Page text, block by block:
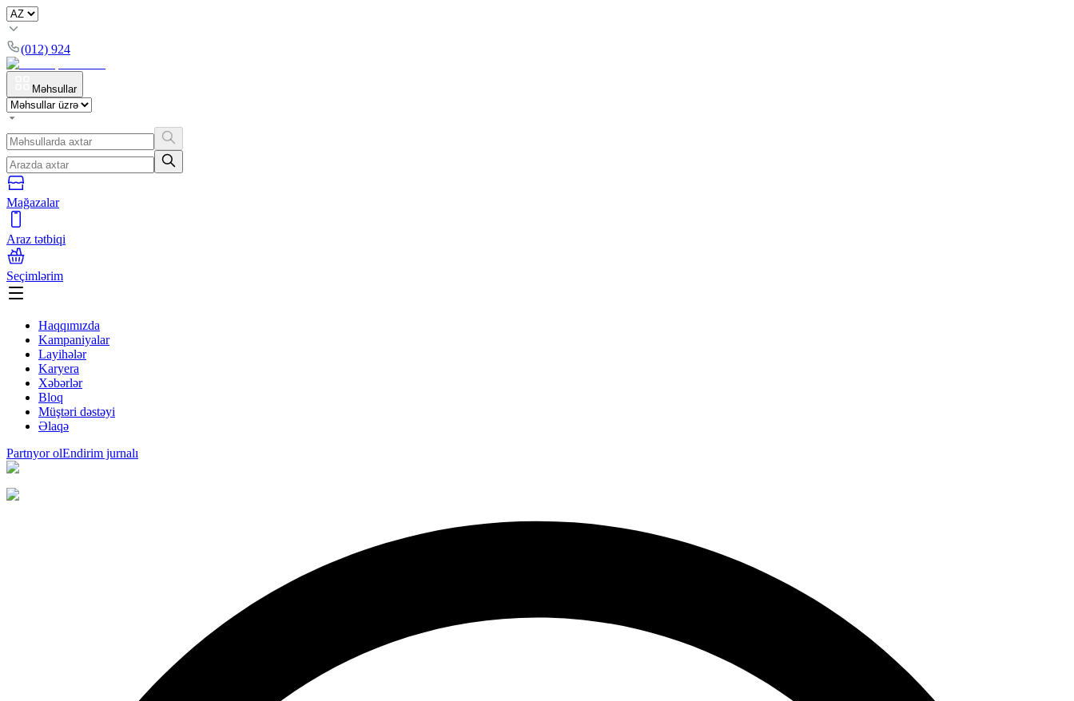
(012) 924
Məhsullar
Mağazalar
Araz tətbiqi
Seçimlərim
Haqqımızda
Kampaniyalar
Layihələr
Karyera
Xəbərlər
Bloq
Müştəri dəstəyi
Əlaqə
Partnyor olEndirim jurnalı